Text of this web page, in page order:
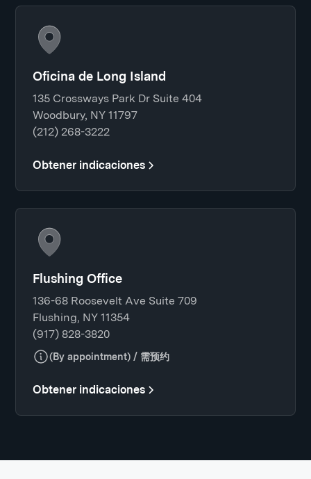
Oficina de Long Island
135 Crossways Park Dr Suite 404
Woodbury, NY 11797
(212) 268-3222
Obtener indicaciones
Flushing Office
136-68 Roosevelt Ave Suite 709
Flushing, NY 11354
(917) 828-3820
(By appointment) / 需预约
Obtener indicaciones